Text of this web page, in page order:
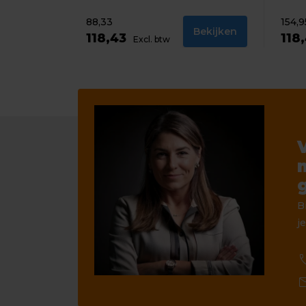
88,33
118,43 Excl. btw
Bekijken